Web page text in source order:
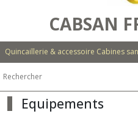
CABSAN
Equipements
Equipements
sanitaires
et
PMR
Hygiène